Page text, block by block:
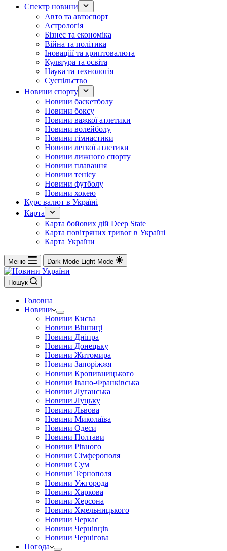
Спектр новини
Авто та автоспорт
Астрологія
Бізнес та економіка
Війна та політика
Іноваціії та криптовалюта
Культура та освіта
Наука та технологія
Суспільство
Новини спорту
Новини баскетболу
Новини боксу
Новини важкої атлетики
Новини волейболу
Новини гімнастики
Новини легкої атлетики
Новини лижного спорту
Новини плавання
Новини тенісу
Новини футболу
Новини хокею
Курс валют в Україні
Карта
Карта бойових дій Deep State
Карта повітряних тривог в Україні
Карта України
Меню Dark Mode Light Mode
Пошук
Головна
Новини
Новини Києва
Новини Вінниці
Новини Дніпра
Новини Донецьку
Новини Житомира
Новини Запоріжжя
Новини Кропивницького
Новини Івано-Франківська
Новини Луганська
Новини Луцьку
Новини Львова
Новини Миколаїва
Новини Одеси
Новини Полтави
Новини Рівного
Новини Сімферополя
Новини Сум
Новини Тернополя
Новини Ужгорода
Новини Харкова
Новини Херсона
Новини Хмельницького
Новини Черкас
Новини Чернівців
Новини Чернігова
Погода